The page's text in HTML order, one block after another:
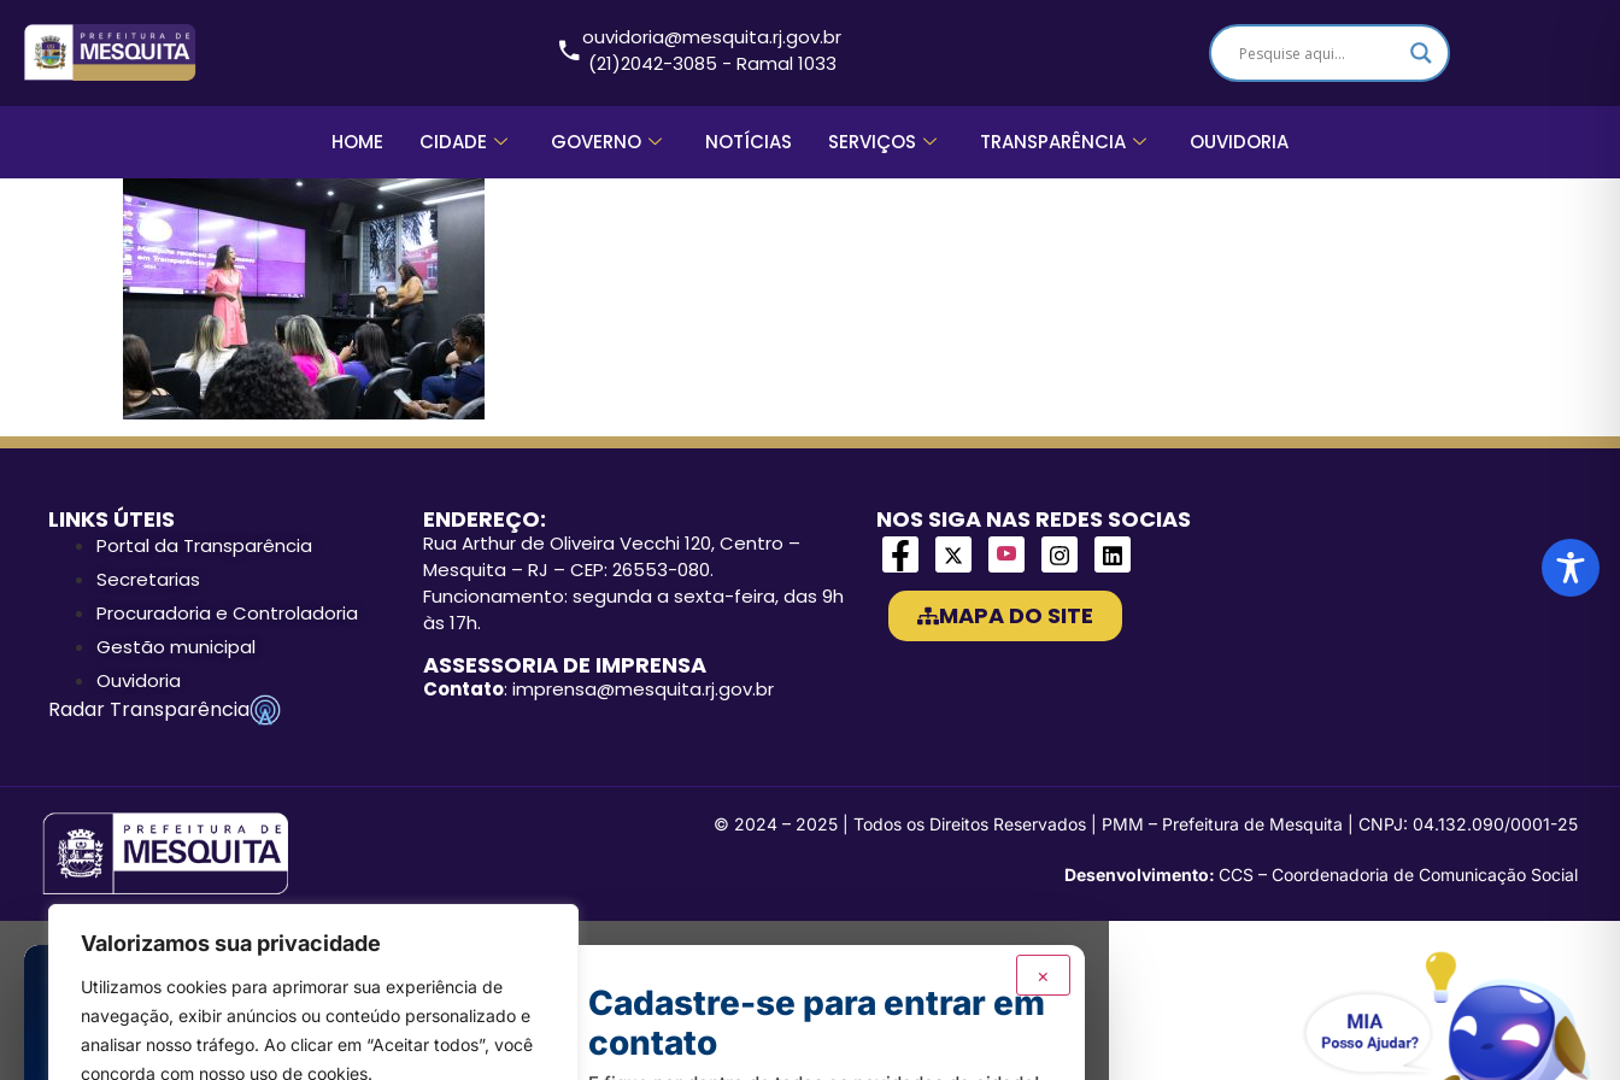
Valorizamos sua privacidade
Utilizamos cookies para aprimorar sua experiência de
navegação, exibir anúncios ou conteúdo personalizado e
analisar nosso tráfego. Ao clicar em “Aceitar todos”, você
concorda com nosso uso de cookies.
ouvidoria@mesquita.rj.gov.br
(21)2042-3085 - Ramal 1033
HOME CIDADE GOVERNO NOTÍCIAS SERVIÇOS TRANSPARÊNCIA OUVIDORIA
LINKS ÚTEIS
Portal da Transparência
Secretarias
Procuradoria e Controladoria
Gestão municipal
Ouvidoria
Radar Transparência
ENDEREÇO:
Rua Arthur de Oliveira Vecchi 120, Centro –
Mesquita – RJ – CEP: 26553-080.
Funcionamento: segunda a sexta-feira, das 9h
às 17h.
ASSESSORIA DE IMPRENSA
Contato: imprensa@mesquita.rj.gov.br
NOS SIGA NAS REDES SOCIAS
MAPA DO SITE
© 2024 – 2025 | Todos os Direitos Reservados | PMM – Prefeitura de Mesquita | CNPJ: 04.132.090/0001-25
Desenvolvimento:CCS – Coordenadoria de Comunicação Social
×
Cadastre-se para entrar em
contato